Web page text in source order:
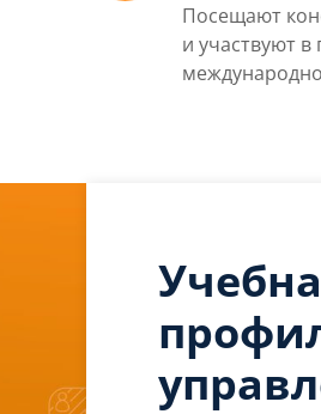
Посещают
и участвуют